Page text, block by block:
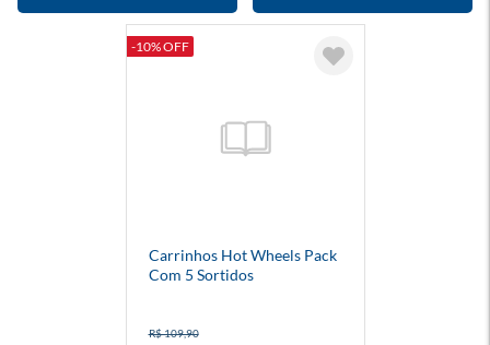
-10% OFF
Carrinhos Hot Wheels Pack
Com 5 Sortidos
R$ 109,90